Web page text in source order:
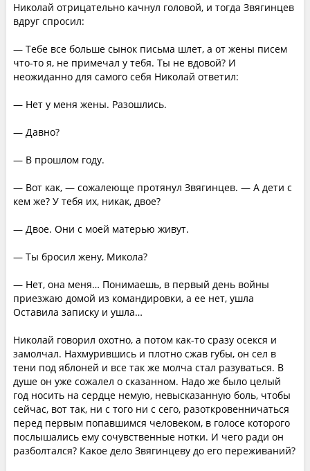
Николай отрицательно качнул головой, и тогда Звягинцев
вдруг спросил:
— Тебе все больше сынок письма шлет, а от жены писем
что-то я, не примечал у тебя. Ты не вдовой? И
неожиданно для самого себя Николай ответил:
— Нет у меня жены. Разошлись.
— Давно?
— В прошлом году.
— Вот как, — сожалеюще протянул Звягинцев. — А дети с
кем же? У тебя их, никак, двое?
— Двое. Они с моей матерью живут.
— Ты бросил жену, Микола?
— Нет, она меня… Понимаешь, в первый день войны
приезжаю домой из командировки, а ее нет, ушла
Оставила записку и ушла…
Николай говорил охотно, а потом как-то сразу осекся и
замолчал. Нахмурившись и плотно сжав губы, он сел в
тени под яблоней и все так же молча стал разуваться. В
душе он уже сожалел о сказанном. Надо же было целый
год носить на сердце немую, невысказанную боль, чтобы
сейчас, вот так, ни с того ни с сего, разоткровенничаться
перед первым попавшимся человеком, в голосе которого
послышались ему сочувственные нотки. И чего ради он
разболтался? Какое дело Звягинцеву до его переживаний?